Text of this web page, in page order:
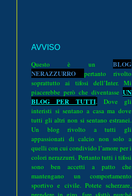
AVVISO
Questo è un BLOG
NERAZZURRO pertanto rivolto
soprattutto ai tifosi dell’Inter. Mi
piacerebbe però che diventasse UN
BLOG PER TUTTI.
Dove gli
interisti si sentano a casa ma dove
tutti gli altri non si sentano estranei.
Un blog rivolto a tutti gli
appassionati di calcio non solo a
quelli con cui condivido l’amore per i
colori nerazzurri. Pertanto tutti i tifosi
sono ben accetti a patto che
mantengano un comportamento
sportivo e civile. Potete scherzare,